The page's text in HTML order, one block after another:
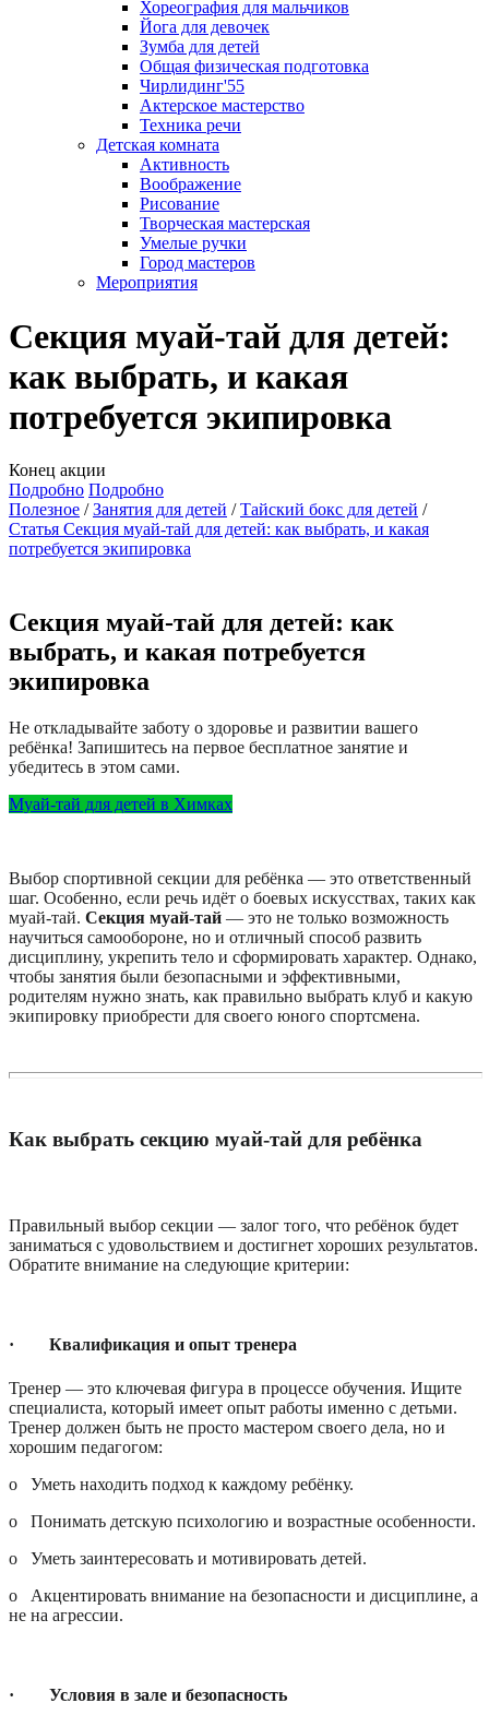
Хореография для мальчиков
Йога для девочек
Зумба для детей
Общая физическая подготовка
Чирлидинг'55
Актерское мастерство
Техника речи
Детская комната
Активность
Воображение
Рисование
Творческая мастерская
Умелые ручки
Город мастеров
Мероприятия
Секция муай-тай для детей:
как выбрать, и какая
потребуется экипировка
Конец акции
Подробно Подробно
Полезное
Занятия для детей
Тайский бокс для детей
Статья Секция муай-тай для детей: как выбрать, и какая
потребуется экипировка
Секция муай-тай для детей: как
выбрать, и какая потребуется
экипировка
Не откладывайте заботу о здоровье и развитии вашего
ребёнка! Запишитесь на первое бесплатное занятие и
убедитесь в этом сами.
Муай-тай для детей в Химках
Выбор спортивной секции для ребёнка — это ответственный
шаг. Особенно, если речь идёт о боевых искусствах, таких как
муай-тай. Секция муай-тай — это не только возможность
научиться самообороне, но и отличный способ развить
дисциплину, укрепить тело и сформировать характер. Однако,
чтобы занятия были безопасными и эффективными,
родителям нужно знать, как правильно выбрать клуб и какую
экипировку приобрести для своего юного спортсмена.
Как выбрать секцию муай-тай для ребёнка
Правильный выбор секции — залог того, что ребёнок будет
заниматься с удовольствием и достигнет хороших результатов.
Обратите внимание на следующие критерии:
· Квалификация и опыт тренера
Тренер — это ключевая фигура в процессе обучения. Ищите
специалиста, который имеет опыт работы именно с детьми.
Тренер должен быть не просто мастером своего дела, но и
хорошим педагогом:
o Уметь находить подход к каждому ребёнку.
o Понимать детскую психологию и возрастные особенности.
o Уметь заинтересовать и мотивировать детей.
o Акцентировать внимание на безопасности и дисциплине, а
не на агрессии.
· Условия в зале и безопасность